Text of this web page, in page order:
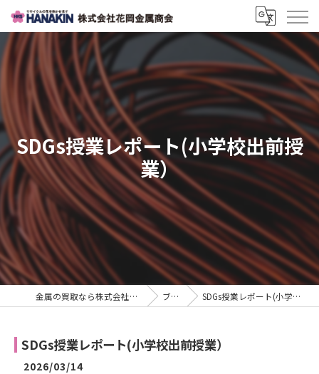
SDGs授業レポート(小学校出前授
業）
金属の買取なら株式会社花岡金属商会 ブログ SDGs授業レポート(小学校出前授業）
SDGs授業レポート(小学校出前授業）
2026/03/14